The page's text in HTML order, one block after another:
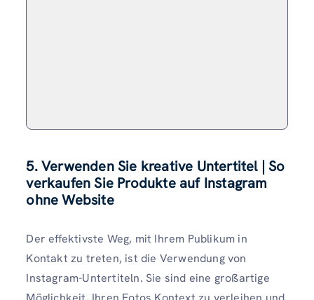
5. Verwenden Sie kreative Untertitel | So
verkaufen Sie Produkte auf Instagram
ohne Website
Der effektivste Weg, mit Ihrem Publikum in
Kontakt zu treten, ist die Verwendung von
Instagram-Untertiteln. Sie sind eine großartige